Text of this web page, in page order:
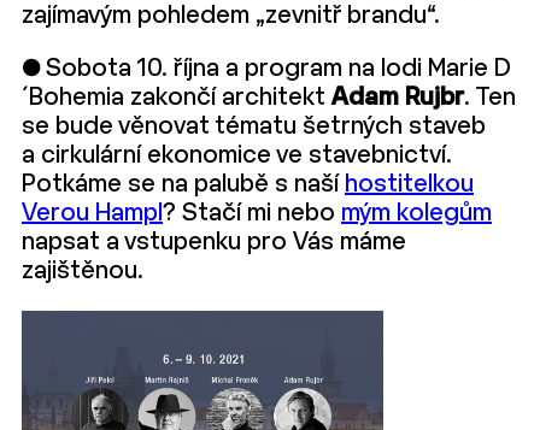
zajímavým pohledem „zevnitř brandu“.
● Sobota 10. října a program na lodi Marie D
´Bohemia zakončí architekt Adam Rujbr. Ten
se bude věnovat tématu šetrných staveb
a cirkulární ekonomice ve stavebnictví.
Potkáme se na palubě s naší hostitelkou
Verou Hampl ? Stačí mi nebo mým kolegům
napsat a vstupenku pro Vás máme
zajištěnou.